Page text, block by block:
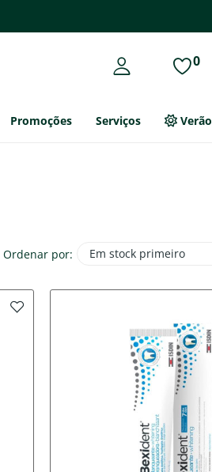
0
Promoções Serviços Verão
Ordenar por: Em stock primeiro